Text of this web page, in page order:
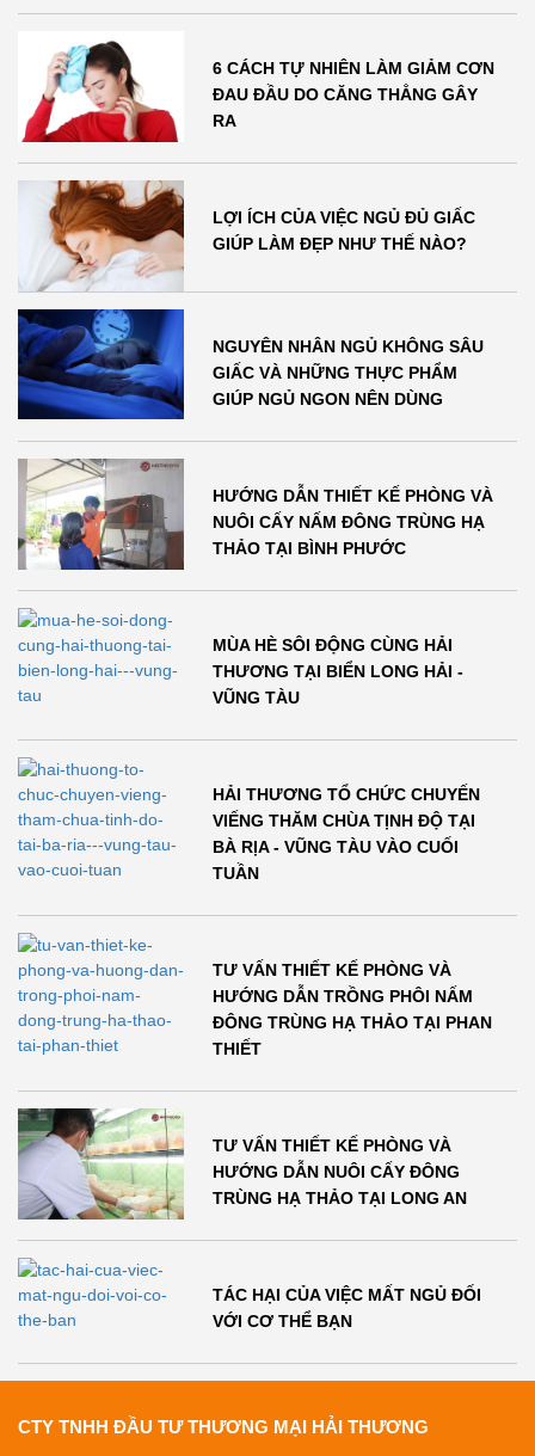
6 CÁCH TỰ NHIÊN LÀM GIẢM CƠN
ĐAU ĐẦU DO CĂNG THẲNG GÂY
RA
LỢI ÍCH CỦA VIỆC NGỦ ĐỦ GIẤC
GIÚP LÀM ĐẸP NHƯ THẾ NÀO?
NGUYÊN NHÂN NGỦ KHÔNG SÂU
GIẤC VÀ NHỮNG THỰC PHẨM
GIÚP NGỦ NGON NÊN DÙNG
HƯỚNG DẪN THIẾT KẾ PHÒNG VÀ
NUÔI CẤY NẤM ĐÔNG TRÙNG HẠ
THẢO TẠI BÌNH PHƯỚC
MÙA HÈ SÔI ĐỘNG CÙNG HẢI
THƯƠNG TẠI BIỂN LONG HẢI -
VŨNG TÀU
HẢI THƯƠNG TỔ CHỨC CHUYẾN
VIẾNG THĂM CHÙA TỊNH ĐỘ TẠI
BÀ RỊA - VŨNG TÀU VÀO CUỐI
TUẦN
TƯ VẤN THIẾT KẾ PHÒNG VÀ
HƯỚNG DẪN TRỒNG PHÔI NẤM
ĐÔNG TRÙNG HẠ THẢO TẠI PHAN
THIẾT
TƯ VẤN THIẾT KẾ PHÒNG VÀ
HƯỚNG DẪN NUÔI CẤY ĐÔNG
TRÙNG HẠ THẢO TẠI LONG AN
TÁC HẠI CỦA VIỆC MẤT NGỦ ĐỐI
VỚI CƠ THỂ BẠN
CTY TNHH ĐẦU TƯ THƯƠNG MẠI HẢI THƯƠNG